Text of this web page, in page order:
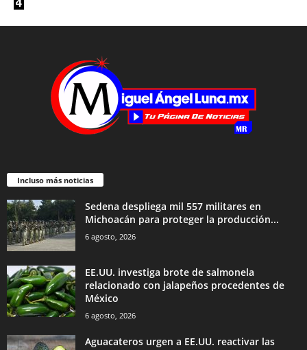
Incluso más noticias
Sedena despliega mil 557 militares en
Michoacán para proteger la producción...
6 agosto, 2026
EE.UU. investiga brote de salmonela
relacionado con jalapeños procedentes de
México
6 agosto, 2026
Aguacateros urgen a EE.UU. reactivar las